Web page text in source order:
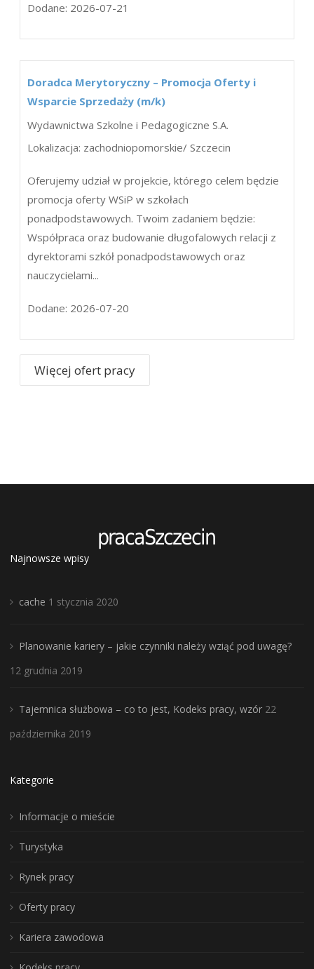
Dodane: 2026-07-21
Doradca Merytoryczny – Promocja Oferty i
Wsparcie Sprzedaży (m/k)
Wydawnictwa Szkolne i Pedagogiczne S.A.
Lokalizacja: zachodniopomorskie/ Szczecin
Oferujemy udział w projekcie, którego celem będzie
promocja oferty WSiP w szkołach
ponadpodstawowych. Twoim zadaniem będzie:
Współpraca oraz budowanie długofalowych relacji z
dyrektorami szkół ponadpodstawowych oraz
nauczycielami...
Dodane: 2026-07-20
Więcej ofert pracy
Najnowsze wpisy
cache 1 stycznia 2020
Planowanie kariery – jakie czynniki należy wziąć pod uwagę?
12 grudnia 2019
Tajemnica służbowa – co to jest, Kodeks pracy, wzór 22
października 2019
Kategorie
Informacje o mieście
Turystyka
Rynek pracy
Oferty pracy
Kariera zawodowa